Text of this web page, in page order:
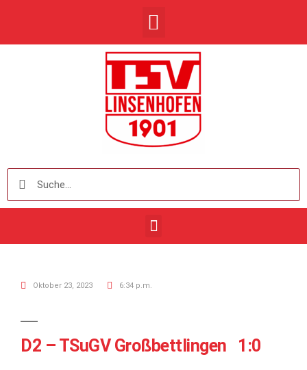
Oktober 23, 2023 6:34 p.m.
D2 – TSuGV Großbettlingen 1:0